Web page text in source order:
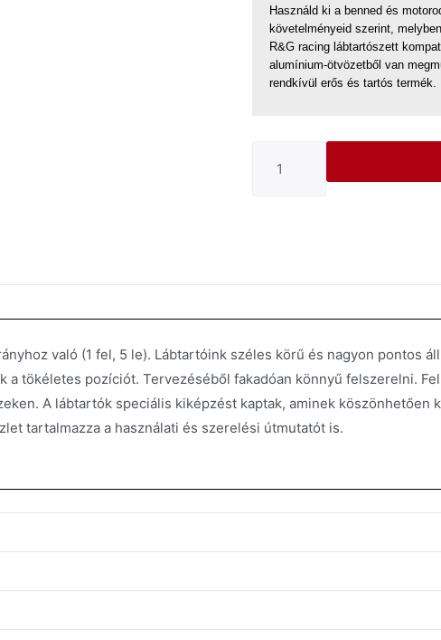
Használd ki a benned és
követelményeid szerint,
R&G racing lábtartószett
alumínium-ötvözetből van
rendkívül erős és tartós termék.
való (1 fel, 5 le). Lábtartóink széles körű és nagyon pontos
a tökéletes pozíciót. Tervezéséből fakadóan könnyű felszerelni.
A lábtartók speciális kiképzést kaptak, aminek köszönhetően
tartalmazza a használati és szerelési útmutatót is.